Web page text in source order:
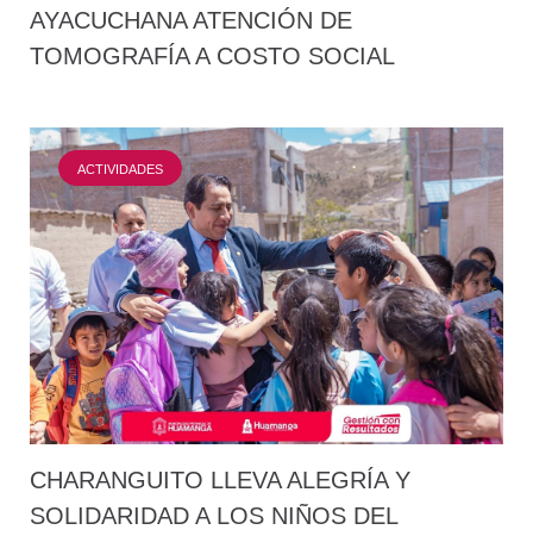
AYACUCHANA ATENCIÓN DE
TOMOGRAFÍA A COSTO SOCIAL
ACTIVIDADES
CHARANGUITO LLEVA ALEGRÍA Y
SOLIDARIDAD A LOS NIÑOS DEL